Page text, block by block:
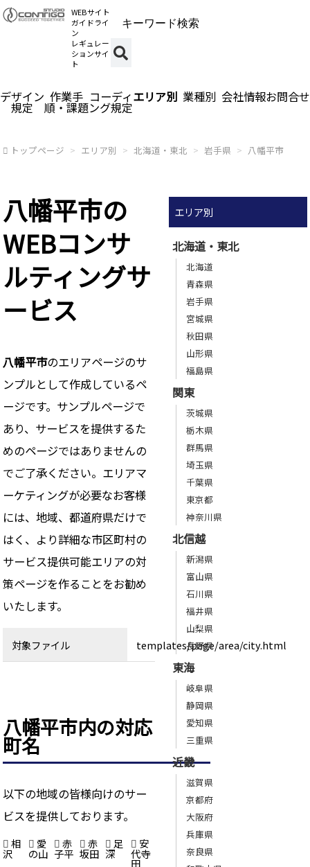
WEBサイト
ガイドライ
ン
レギュレー
ションサイ
ト
デザイン
規定
作業手
順・課題
コーディ
ング規定
エリア別 業種別 会社情報お問合せ
トップページ エリア別 北海道・東北 岩手県 八幡平市
八幡平市の
WEBコンサ
ルティングサ
ービス
八幡平市のエリアページのサ
ンプルとして作成しているペ
ージです。サンプルページで
あり、サービスを提供するた
めのページではありませんの
でご了承ください。エリアマ
ーケティングが必要なお客様
には、地域、都道府県だけで
はく、より詳細な市区町村の
サービス提供可能エリアの対
策ページを作ることをお勧め
いたします。
対象ファイル templates/page/area/city.html
八幡平市内の対応
町名
以下の地域の皆様向けのサー
ビスを提供しております。
相
沢
愛
の山
赤
子平
赤
坂田
足
深
安
代寺
田
エリア別
北海道・東北
北海道
青森県
岩手県
宮城県
秋田県
山形県
福島県
関東
茨城県
栃木県
群馬県
埼玉県
千葉県
東京都
神奈川県
北信越
新潟県
富山県
石川県
福井県
山梨県
長野県
東海
岐阜県
静岡県
愛知県
三重県
近畿
滋賀県
京都府
大阪府
兵庫県
奈良県